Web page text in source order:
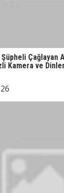
Çağlayan
Kamera ve